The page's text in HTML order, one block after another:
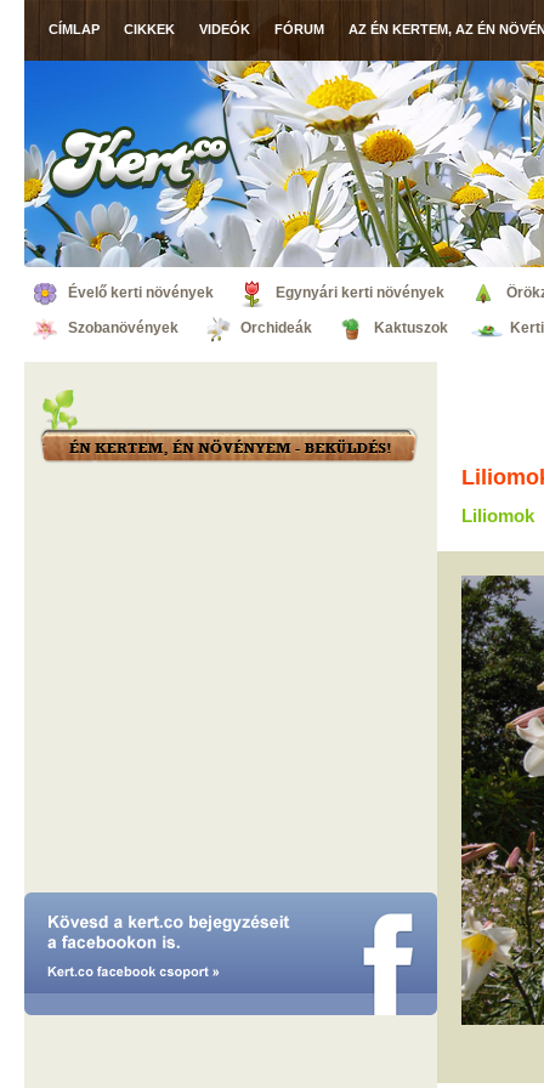
CÍMLAP CIKKEK VIDEÓK FÓRUM AZ ÉN KERTEM, AZ ÉN
Évelő kerti növények Egynyári kerti növények
Szobanövények Orchideák Kaktuszok
Liliomok